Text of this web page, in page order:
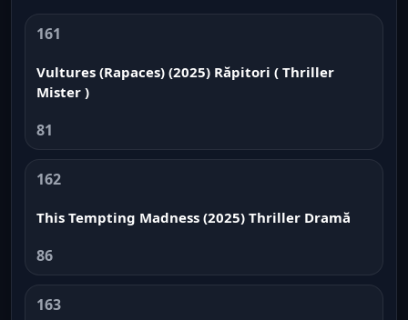
161
Vultures (Rapaces) (2025) Răpitori ( Thriller
Mister )
81
162
This Tempting Madness (2025) Thriller Dramă
86
163